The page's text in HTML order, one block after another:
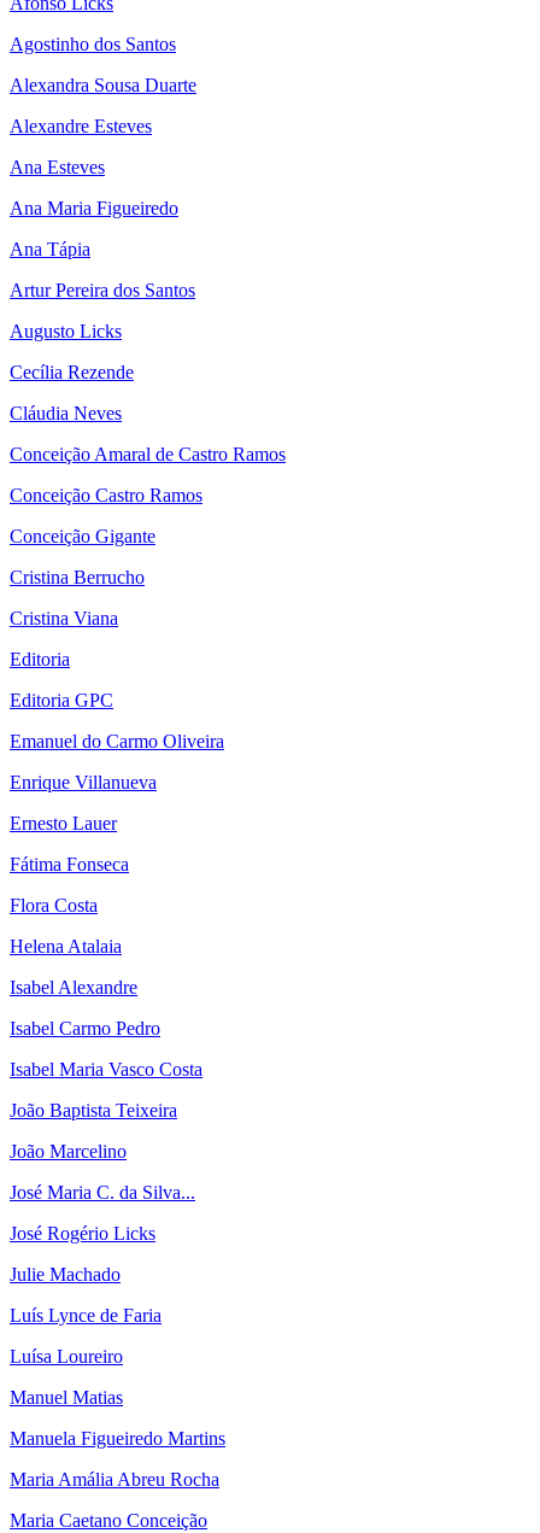
Agostinho dos Santos
Alexandra Sousa Duarte
Alexandre Esteves
Ana Esteves
Ana Maria Figueiredo
Ana Tápia
Artur Pereira dos Santos
Augusto Licks
Cecília Rezende
Cláudia Neves
Conceição Amaral de Castro Ramos
Conceição Castro Ramos
Conceição Gigante
Cristina Berrucho
Cristina Viana
Editoria
Editoria GPC
Emanuel do Carmo Oliveira
Enrique Villanueva
Ernesto Lauer
Fátima Fonseca
Flora Costa
Helena Atalaia
Isabel Alexandre
Isabel Carmo Pedro
Isabel Maria Vasco Costa
João Baptista Teixeira
João Marcelino
José Maria C. da Silva...
José Rogério Licks
Julie Machado
Luís Lynce de Faria
Luísa Loureiro
Manuel Matias
Manuela Figueiredo Martins
Maria Amália Abreu Rocha
Maria Caetano Conceição